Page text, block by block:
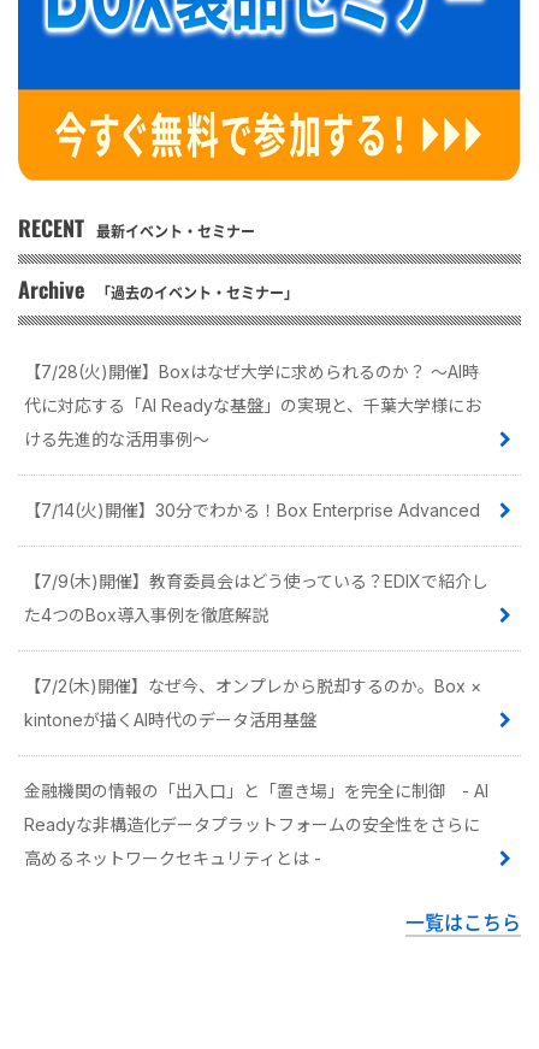
RECENT 最新イベント・セミナー
Archive 「過去のイベント・セミナー」
【7/28(火)開催】Boxはなぜ大学に求められるのか？ 〜AI時
代に対応する「AI Readyな基盤」の実現と、千葉大学様にお
ける先進的な活用事例〜
【7/14(火)開催】30分でわかる！Box Enterprise Advanced
【7/9(木)開催】教育委員会はどう使っている？EDIXで紹介し
た4つのBox導入事例を徹底解説
【7/2(木)開催】なぜ今、オンプレから脱却するのか。Box ×
kintoneが描くAI時代のデータ活用基盤
金融機関の情報の「出入口」と「置き場」を完全に制御 - AI
Readyな非構造化データプラットフォームの安全性をさらに
高めるネットワークセキュリティとは -
一覧はこちら